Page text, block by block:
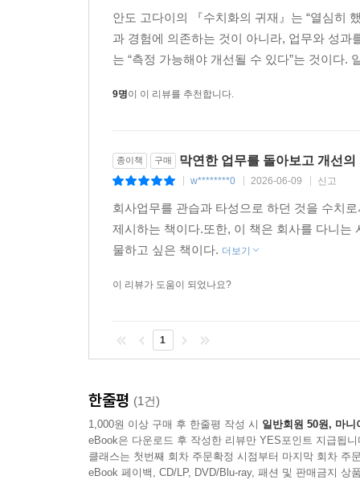
확률은 안심을 주지만 결과를 보장하지 않는다.
버리고 성과로 이어지는 변수를 분해해 숫자로 관
- 김상훈 (주식회사 아케마(ARKEMA) 전무)
생산성을 체계적으로 끌어올리는 방법을 제시한
- 이석영 (애트머스필트레이션코리아 이사)
차원 끌어올리게 될 것이다.
- 박태한 (애경스페셜티 대표)
안도 고다이의 『수치화의 귀재』는 “열심히
과 경험에 의존하는 것이 아니라, 업무와 성
는 “측정 가능해야 개선될 수 있다”는 것이다.
9명이 이 리뷰를 추천합니다.
종이책 구매 막연한 업무를 돌아보고 개선의
w********0 2026-06-09 신고
회사업무를 관습과 타성으로 하던 것을 수치
제시하는 책이다.또한, 이 책은 회사를 다니는
물하고 싶은 책이다. 더보기
이 리뷰가 도움이 되었나요?
1
한줄평 (1건)
1,000원 이상 구매 후 한줄평 작성 시 일반회원 50원, 마니
eBook은 다운로드 후 작성한 리뷰만 YES포인트 지급됩니
클래스는 첫번째 회차 주문확정 시점부터 마지막 회차 주
eBook 페이백, CD/LP, DVD/Blu-ray, 패션 및 판매금지 상